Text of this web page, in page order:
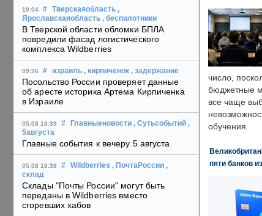
10:04 # Тверскаяобласть ,
Ярославскаяобласть , беспилотники
В Тверской области обломки БПЛА
повредили фасад логистического
комплекса Wildberries
09:26 # израиль , кирпиченок , задержание
Посольство России проверяет данные
об аресте историка Артема Кирпиченка
в Израиле
05.08 18:39 # Главныеновости , Сутьсобытий ,
5августа
Главные события к вечеру 5 августа
05.08 18:38 # Wildberries , ПочтаРоссии ,
склад
Склады "Почты России" могут быть
переданы в Wildberries вместо
сгоревших хабов
число,
бюджетные
все чаще
обучения.
пяти банков